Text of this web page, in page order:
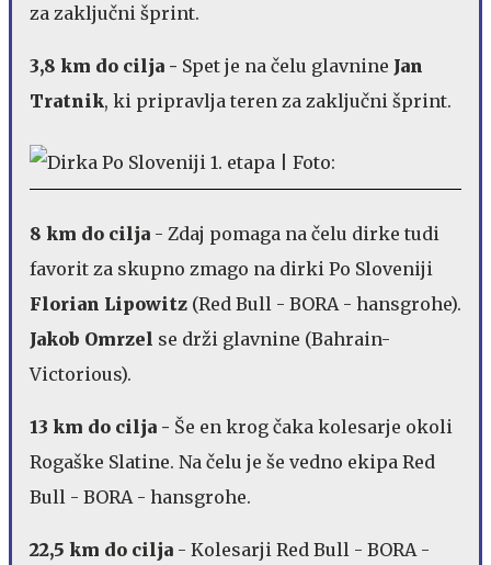
za zaključni šprint.
3,8 km do cilja - Spet je na čelu glavnine Jan
Tratnik, ki pripravlja teren za zaključni šprint.
8 km do cilja - Zdaj pomaga na čelu dirke tudi
favorit za skupno zmago na dirki Po Sloveniji
Florian Lipowitz (Red Bull - BORA - hansgrohe).
Jakob Omrzel se drži glavnine (Bahrain-
Victorious).
13 km do cilja - Še en krog čaka kolesarje okoli
Rogaške Slatine. Na čelu je še vedno ekipa Red
Bull - BORA - hansgrohe.
22,5 km do cilja - Kolesarji Red Bull - BORA -